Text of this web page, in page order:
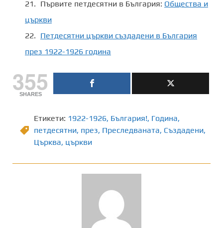
Първите петдесятни в България: Общества и
църкви
Петдесятни църкви създадени в България
през 1922-1926 година
355
SHARES
Етикети: 1922-1926, България!, Година,
петдесятни, през, Преследваната, Създадени,
Църква, църкви